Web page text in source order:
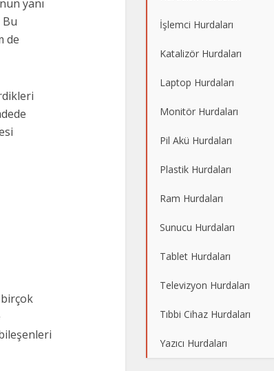
yanı
Bu
de
İşlemci Hurdaları
Katalizör Hurdaları
Laptop Hurdaları
Monitör Hurdaları
Pil Akü Hurdaları
Plastik Hurdaları
Ram Hurdaları
Sunucu Hurdaları
Tablet Hurdaları
Televizyon Hurdaları
Tıbbi Cihaz Hurdaları
Yazıcı Hurdaları